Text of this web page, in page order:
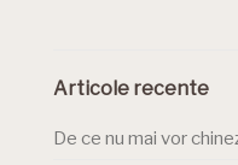
Articole recente
De ce nu mai vor